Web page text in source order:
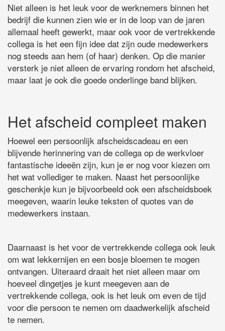
Niet alleen is het leuk voor de werknemers binnen het
bedrijf die kunnen zien wie er in de loop van de jaren
allemaal heeft gewerkt, maar ook voor de vertrekkende
collega is het een fijn idee dat zijn oude medewerkers
nog steeds aan hem (of haar) denken. Op die manier
versterk je niet alleen de ervaring rondom het afscheid,
maar laat je ook die goede onderlinge band blijken.
Het afscheid compleet maken
Hoewel een persoonlijk afscheidscadeau en een
blijvende herinnering van de collega op de werkvloer
fantastische ideeën zijn, kun je er nog voor kiezen om
het wat vollediger te maken. Naast het persoonlijke
geschenkje kun je bijvoorbeeld ook een afscheidsboek
meegeven, waarin leuke teksten of quotes van de
medewerkers instaan.
Daarnaast is het voor de vertrekkende collega ook leuk
om wat lekkernijen en een bosje bloemen te mogen
ontvangen. Uiteraard draait het niet alleen maar om
hoeveel dingetjes je kunt meegeven aan de
vertrekkende collega, ook is het leuk om even de tijd
voor die persoon te nemen om daadwerkelijk afscheid
te nemen.